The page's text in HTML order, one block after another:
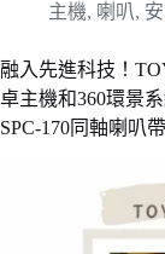
主機, 喇叭,
融入先進科技！
卓主機和360環景
SPC-170同軸喇叭